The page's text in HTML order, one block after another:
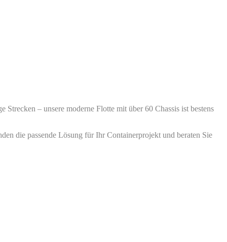
– unsere moderne Flotte mit über 60 Chassis ist bestens
die passende Lösung für Ihr Containerprojekt und beraten Sie